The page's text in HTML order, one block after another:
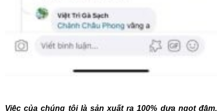
Việc của chúng tôi là sản xuất ra 100% dưa ngọt đậm,